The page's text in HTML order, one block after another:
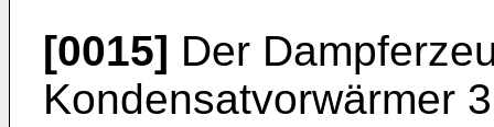
[0015] Der
Kondensatvorwärmer